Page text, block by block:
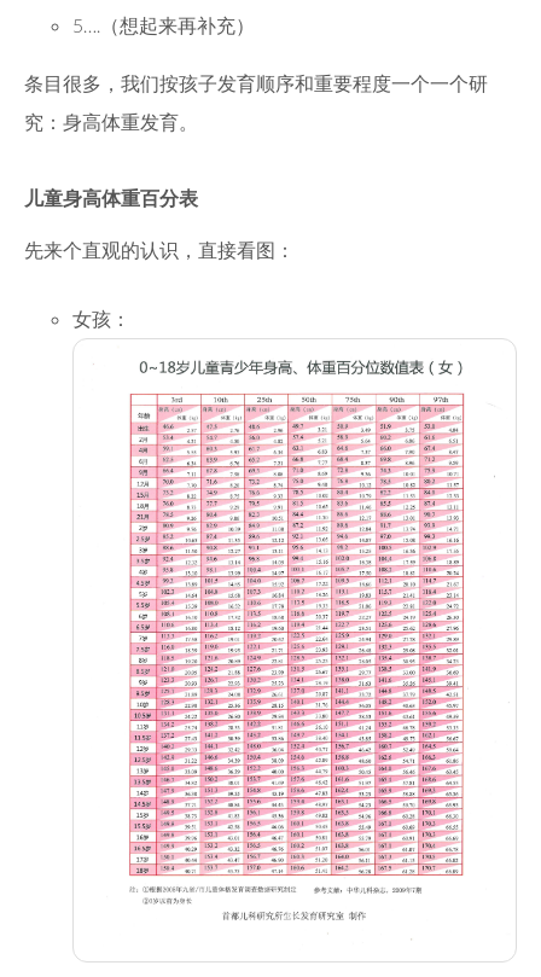
5….（想起来再补充）
条目很多，我们按孩子发育顺序和重要程度一个一个研
究：身高体重发育。
儿童身高体重百分表
先来个直观的认识，直接看图：
女孩：